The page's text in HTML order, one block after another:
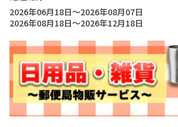
2026年06月18日～2026年08月07日
2026年08月18日～2026年12月18日